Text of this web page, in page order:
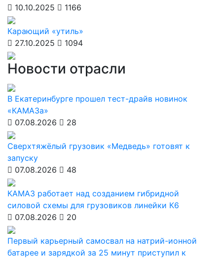
10.10.2025
1166
Карающий «утиль»
27.10.2025
1094
Новости отрасли
В Екатеринбурге прошел тест-драйв новинок
«КАМАЗа»
07.08.2026
28
Сверхтяжёлый грузовик «Медведь» готовят к
запуску
07.08.2026
48
КАМАЗ работает над созданием гибридной
силовой схемы для грузовиков линейки К6
07.08.2026
20
Первый карьерный самосвал на натрий-ионной
батарее и зарядкой за 25 минут приступил к